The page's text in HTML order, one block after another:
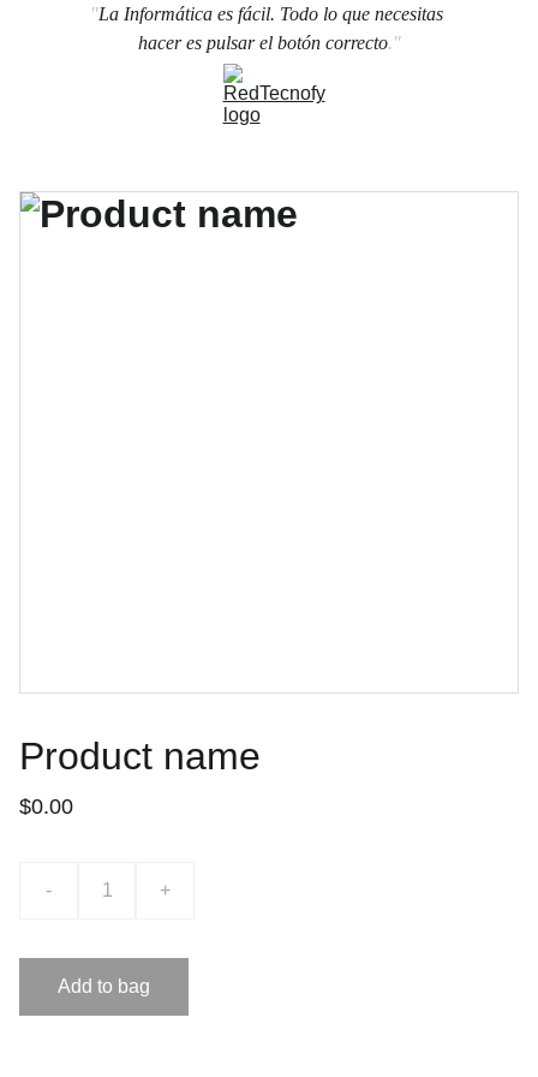
"La Informática es fácil. Todo lo que necesitas
hacer es pulsar el botón correcto."
Product name
$0.00
- +
Add to bag